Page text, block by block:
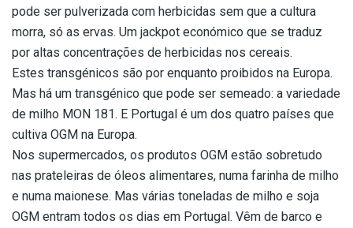
pode ser pulverizada com herbicidas sem que a cultura
morra, só as ervas. Um jackpot económico que se traduz
por altas concentrações de herbicidas nos cereais.
Estes transgénicos são por enquanto proibidos na Europa.
Mas há um transgénico que pode ser semeado: a variedade
de milho MON 181. E Portugal é um dos quatro países que
cultiva OGM na Europa.
Nos supermercados, os produtos OGM estão sobretudo
nas prateleiras de óleos alimentares, numa farinha de milho
e numa maionese. Mas várias toneladas de milho e soja
OGM entram todos os dias em Portugal. Vêm de barco e